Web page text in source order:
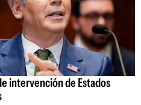
intervención de Estados